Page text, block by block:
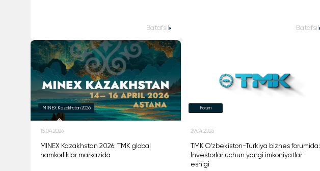
Batafsil Batafsil
MINEX Kazakhstan 2026
15.04.2026
MINEX Kazakhstan 2026: TMK global
hamkorliklar markazida
Forum
29.04.2026
TMK O‘zbekiston-Turkiya biznes forumida:
Investorlar uchun yangi imkoniyatlar
eshigi